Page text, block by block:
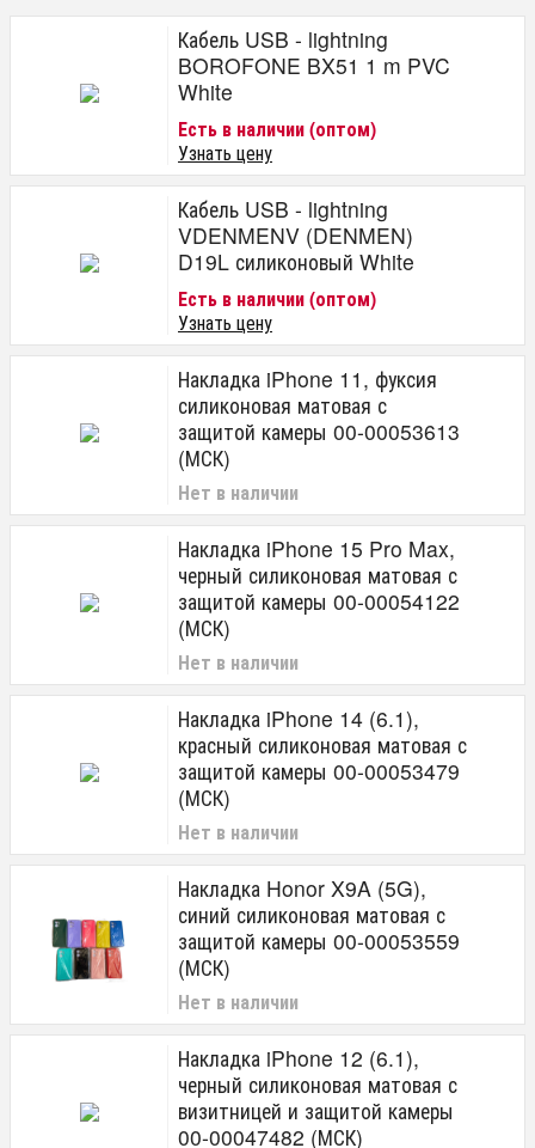
Кабель USB - lightning
BOROFONE BX51 1 m PVC
White
Есть в наличии (оптом)
Узнать цену
Кабель USB - lightning
VDENMENV (DENMEN)
D19L силиконовый White
Есть в наличии (оптом)
Узнать цену
Накладка iPhone 11, фуксия
силиконовая матовая с
защитой камеры 00-00053613
(МСК)
Нет в наличии
Накладка iPhone 15 Pro Max,
черный силиконовая матовая с
защитой камеры 00-00054122
(МСК)
Нет в наличии
Накладка iPhone 14 (6.1),
красный силиконовая матовая с
защитой камеры 00-00053479
(МСК)
Нет в наличии
Накладка Honor X9A (5G),
синий силиконовая матовая с
защитой камеры 00-00053559
(МСК)
Нет в наличии
Накладка iPhone 12 (6.1),
черный силиконовая матовая с
визитницей и защитой камеры
00-00047482 (МСК)